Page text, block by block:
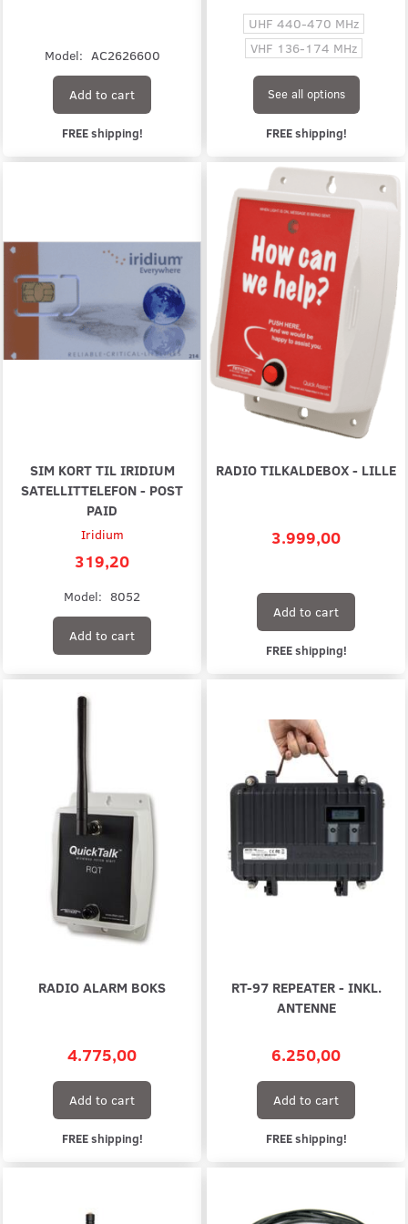
Model: AC2626600
Add to cart
FREE shipping!
UHF 440-470 MHz
VHF 136-174 MHz
See all options
FREE shipping!
SIM KORT TIL IRIDIUM
SATELLITTELEFON - POST
PAID
Iridium
319,20
Model: 8052
Add to cart
RADIO TILKALDEBOX - LILLE
3.999,00
Add to cart
FREE shipping!
RADIO ALARM BOKS
4.775,00
Add to cart
FREE shipping!
RT-97 REPEATER - INKL.
ANTENNE
6.250,00
Add to cart
FREE shipping!